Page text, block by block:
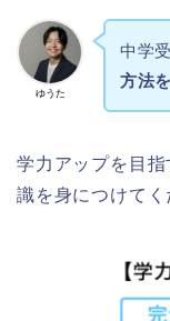
ゆうた
中学
方法
学力アップを目
識を身につけてく